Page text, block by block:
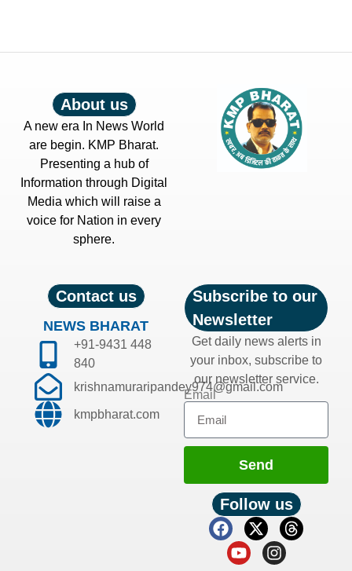
About us
A new era In News World
are begin. KMP Bharat.
Presenting a hub of
Information through Digital
Media which will raise a
voice for Nation in every
sphere.
Contact us
NEWS BHARAT
+91-9431 448
840
krishnamuraripandey974@gmail.com
kmpbharat.com
Subscribe to our
Newsletter
Get daily news alerts in
your inbox, subscribe to
our newsletter service.
Email
Send
Follow us